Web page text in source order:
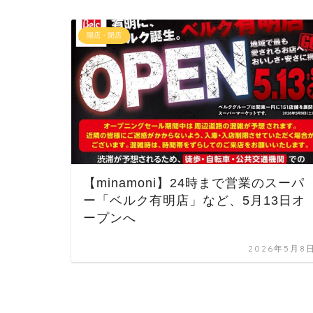
開店・閉店
【minamoni】24時まで営業のスーパ
ー「ベルク有明店」など、5月13日オ
ープンへ
2026年5月8